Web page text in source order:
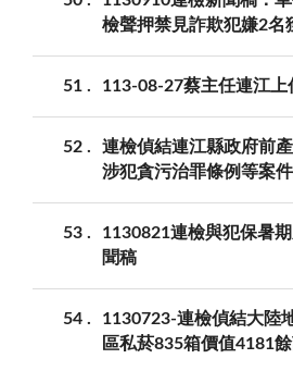
檢聲押禁見詐欺犯嫌2名
51 113-08-27蔡主任連江上
52
連檢偵結連江縣政府前
涉犯貪污治罪條例等案
53
1130821連檢與犯保暑
聞稿
54
1130723-連檢偵結大陸
區私菸835箱價值4181